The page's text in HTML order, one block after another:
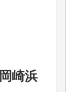
崎浜